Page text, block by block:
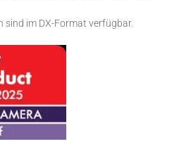
im DX-Format verfügbar.